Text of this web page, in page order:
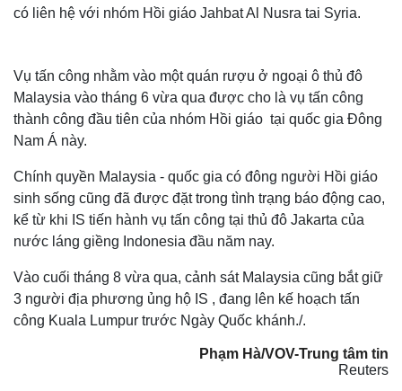
có liên hệ với nhóm Hồi giáo Jahbat Al Nusra tai Syria.
Vụ tấn công nhằm vào một quán rượu ở ngoại ô thủ đô
Malaysia vào tháng 6 vừa qua được cho là vụ tấn công
thành công đầu tiên của nhóm Hồi giáo tại quốc gia Đông
Nam Á này.
Chính quyền Malaysia - quốc gia có đông người Hồi giáo
sinh sống cũng đã được đặt trong tình trạng báo động cao,
kể từ khi IS tiến hành vụ tấn công tại thủ đô Jakarta của
nước láng giềng Indonesia đầu năm nay.
Vào cuối tháng 8 vừa qua, cảnh sát Malaysia cũng bắt giữ
3 người địa phương ủng hộ IS , đang lên kế hoạch tấn
công Kuala Lumpur trước Ngày Quốc khánh./.
Phạm Hà/VOV-Trung tâm tin
Reuters